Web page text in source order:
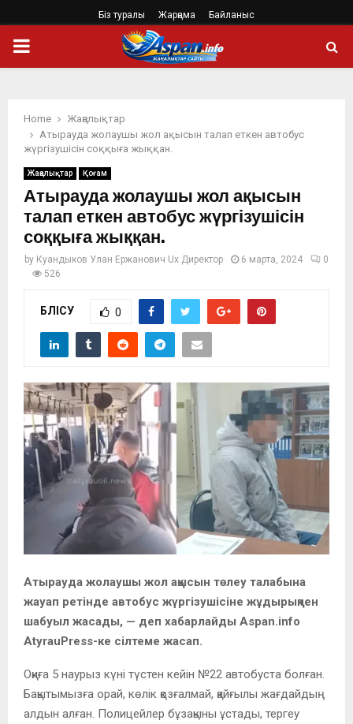
Біз туралы Жарңама Байланыс
PRIMARY
Home
Жаңалықтар
Атырауда жолаушы жол ақысын талап еткен автобус
жүргізушісін соққыға жыққан.
Жаңалықтар Қоғам
Атырауда жолаушы жол ақысын
талап еткен автобус жүргізушісін
соққыға жыққан.
by Куандыков Улан Ержанович Ux Директор 6 марта, 2024
0
526
БӨЛІСУ 0
Атырауда жолаушы жол ақысын төлеу талабына
жауап ретінде автобус жүргізушісіне жұдырықпен
шабуыл жасады, — деп хабарлайды Aspan.info
AtyrauPress-ке сілтеме жасап.
Оқиға 5 наурыз күні түстен кейін №22 автобуста болған.
Бақытымызға орай, көлік қозғалмай, қайғылы жағдайдың
алдын алған. Полицейлер бұзақыны ұстады, тергеу